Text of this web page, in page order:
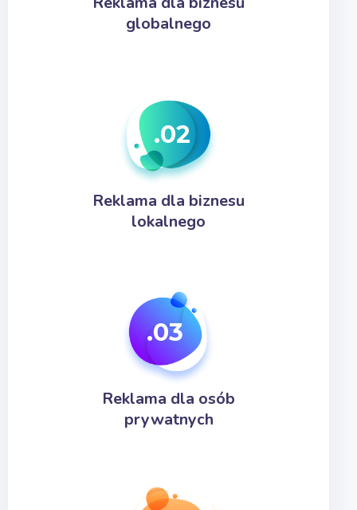
globalnego
Reklama dla biznesu
lokalnego
.02
Reklama dla osób
prywatnych
.03